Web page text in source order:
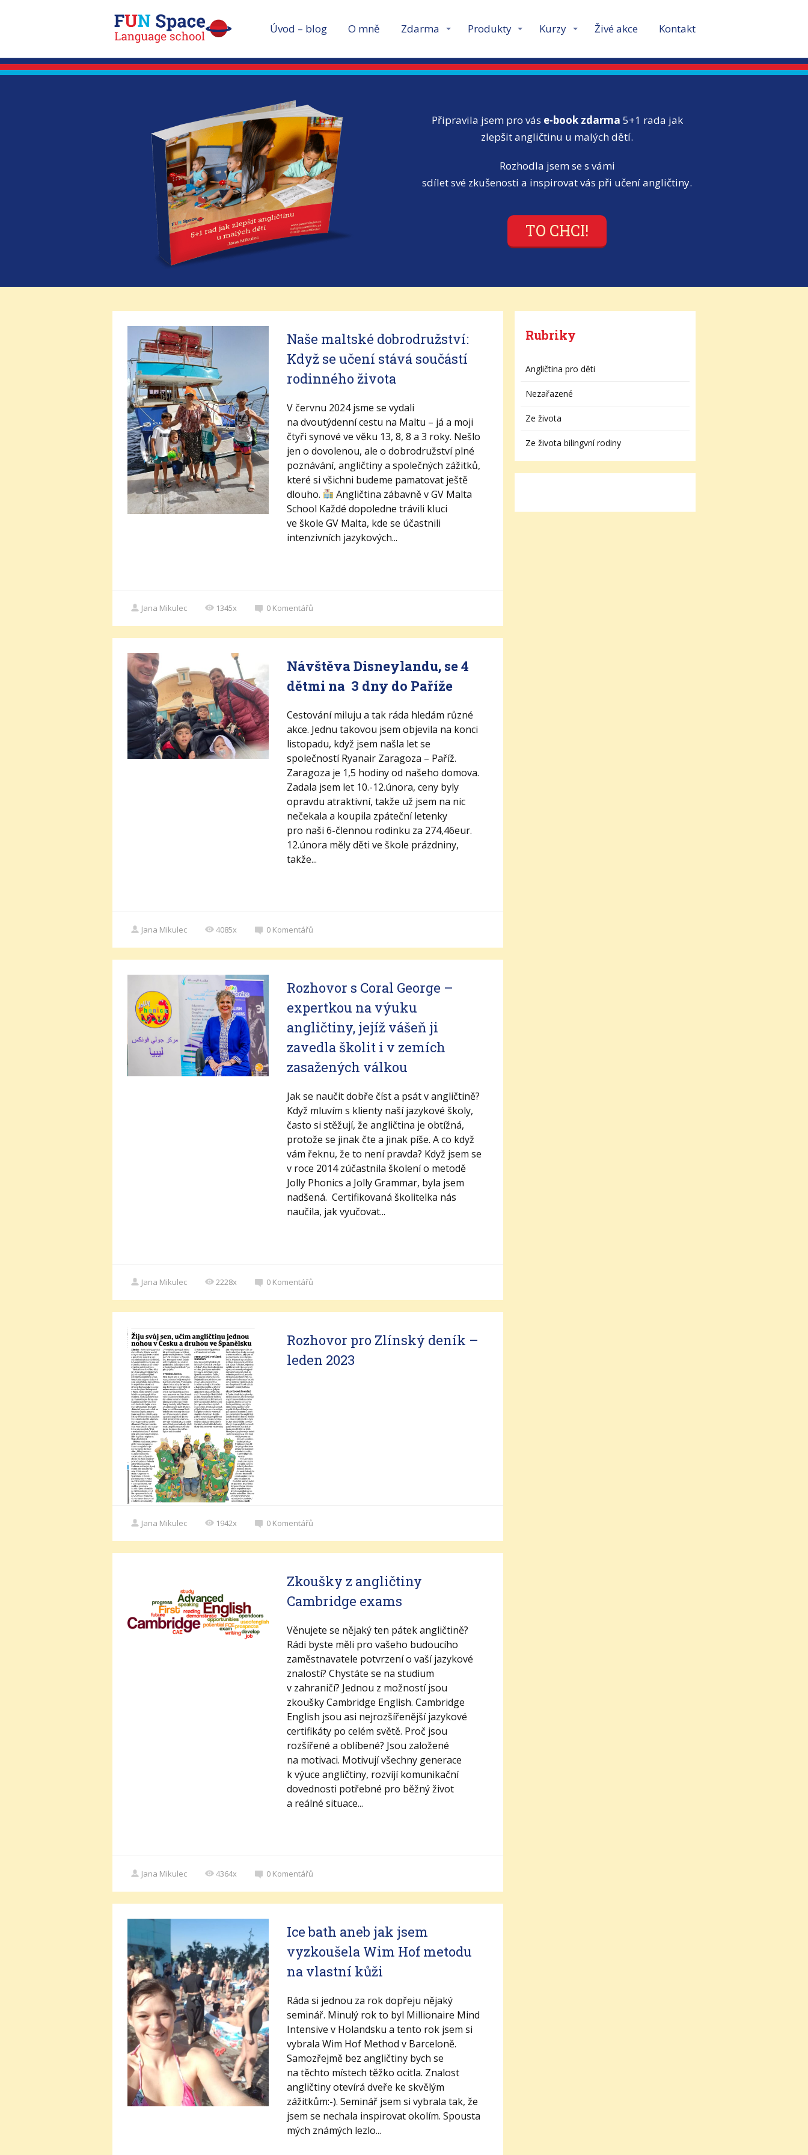
Úvod – blog O mně Zdarma Produkty Kurzy Živé akce Kontakt
Připravila jsem pro vás e-book zdarma 5+1 rada jak
zlepšit angličtinu u malých dětí.
Rozhodla jsem se s vámi
sdílet své zkušenosti a inspirovat vás při učení angličtiny.
TO CHCI!
Naše maltské dobrodružství:
Když se učení stává součástí
rodinného života
V červnu 2024 jsme se vydali
na dvoutýdenní cestu na Maltu – já a moji
čtyři synové ve věku 13, 8, 8 a 3 roky. Nešlo
jen o dovolenou, ale o dobrodružství plné
poznávání, angličtiny a společných zážitků,
které si všichni budeme pamatovat ještě
dlouho.
Angličtina zábavně v GV Malta
School Každé dopoledne trávili kluci
ve škole GV Malta, kde se účastnili
intenzivních jazykových...
Jana Mikulec 1345x 0 Komentářů
Návštěva Disneylandu, se 4
dětmi na 3 dny do Paříže
Cestování miluju a tak ráda hledám různé
akce. Jednu takovou jsem objevila na konci
listopadu, když jsem našla let se
společností Ryanair Zaragoza – Paříž.
Zaragoza je 1,5 hodiny od našeho domova.
Zadala jsem let 10.-12.února, ceny byly
opravdu atraktivní, takže už jsem na nic
nečekala a koupila zpáteční letenky
pro naši 6-člennou rodinku za 274,46eur.
12.února měly děti ve škole prázdniny,
takže...
Jana Mikulec 4085x 0 Komentářů
Rozhovor s Coral George –
expertkou na výuku
angličtiny, jejíž vášeň ji
zavedla školit i v zemích
zasažených válkou
Jak se naučit dobře číst a psát v angličtině?
Když mluvím s klienty naší jazykové školy,
často si stěžují, že angličtina je obtížná,
protože se jinak čte a jinak píše. A co když
vám řeknu, že to není pravda? Když jsem se
v roce 2014 zúčastnila školení o metodě
Jolly Phonics a Jolly Grammar, byla jsem
nadšená. Certifikovaná školitelka nás
naučila, jak vyučovat...
Jana Mikulec 2228x 0 Komentářů
Rozhovor pro Zlínský deník –
leden 2023
Jana Mikulec 1942x 0 Komentářů
Zkoušky z angličtiny
Cambridge exams
Věnujete se nějaký ten pátek angličtině?
Rádi byste měli pro vašeho budoucího
zaměstnavatele potvrzení o vaší jazykové
znalosti? Chystáte se na studium
v zahraničí? Jednou z možností jsou
zkoušky Cambridge English. Cambridge
English jsou asi nejrozšířenější jazykové
certifikáty po celém světě. Proč jsou
rozšířené a oblíbené? Jsou založené
na motivaci. Motivují všechny generace
k výuce angličtiny, rozvíjí komunikační
dovednosti potřebné pro běžný život
a reálné situace...
Jana Mikulec 4364x 0 Komentářů
Ice bath aneb jak jsem
vyzkoušela Wim Hof metodu
na vlastní kůži
Ráda si jednou za rok dopřeju nějaký
seminář. Minulý rok to byl Millionaire Mind
Intensive v Holandsku a tento rok jsem si
vybrala Wim Hof Method v Barceloně.
Samozřejmě bez angličtiny bych se
na těchto místech těžko ocitla. Znalost
angličtiny otevírá dveře ke skvělým
zážitkům:-). Seminář jsem si vybrala tak, že
jsem se nechala inspirovat okolím. Spousta
mých známých lezlo...
Rubriky
Angličtina pro děti
Nezařazené
Ze života
Ze života bilingvní rodiny